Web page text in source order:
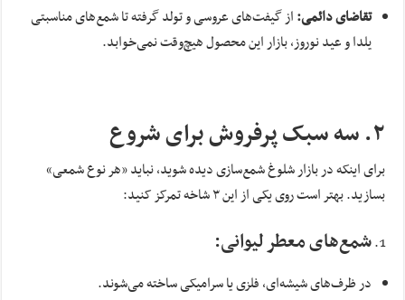
تقاضای دائمی:از گیفت‌های عروسی و تولد گرفته تا شمع‌های مناسبتی
یلدا و عید نوروز، بازار این محصول هیچ‌وقت نمی‌خوابد.
۲. سه سبک پرفروش برای شروع
برای اینکه در بازار شلوغ شمع‌سازی دیده شوید، نباید «هر نوع شمعی»
بسازید. بهتر است روی یکی از این ۳ شاخه تمرکز کنید:
شمع‌های معطر لیوانی:
در ظرف‌های شیشه‌ای، فلزی یا سرامیکی ساخته می‌شوند.